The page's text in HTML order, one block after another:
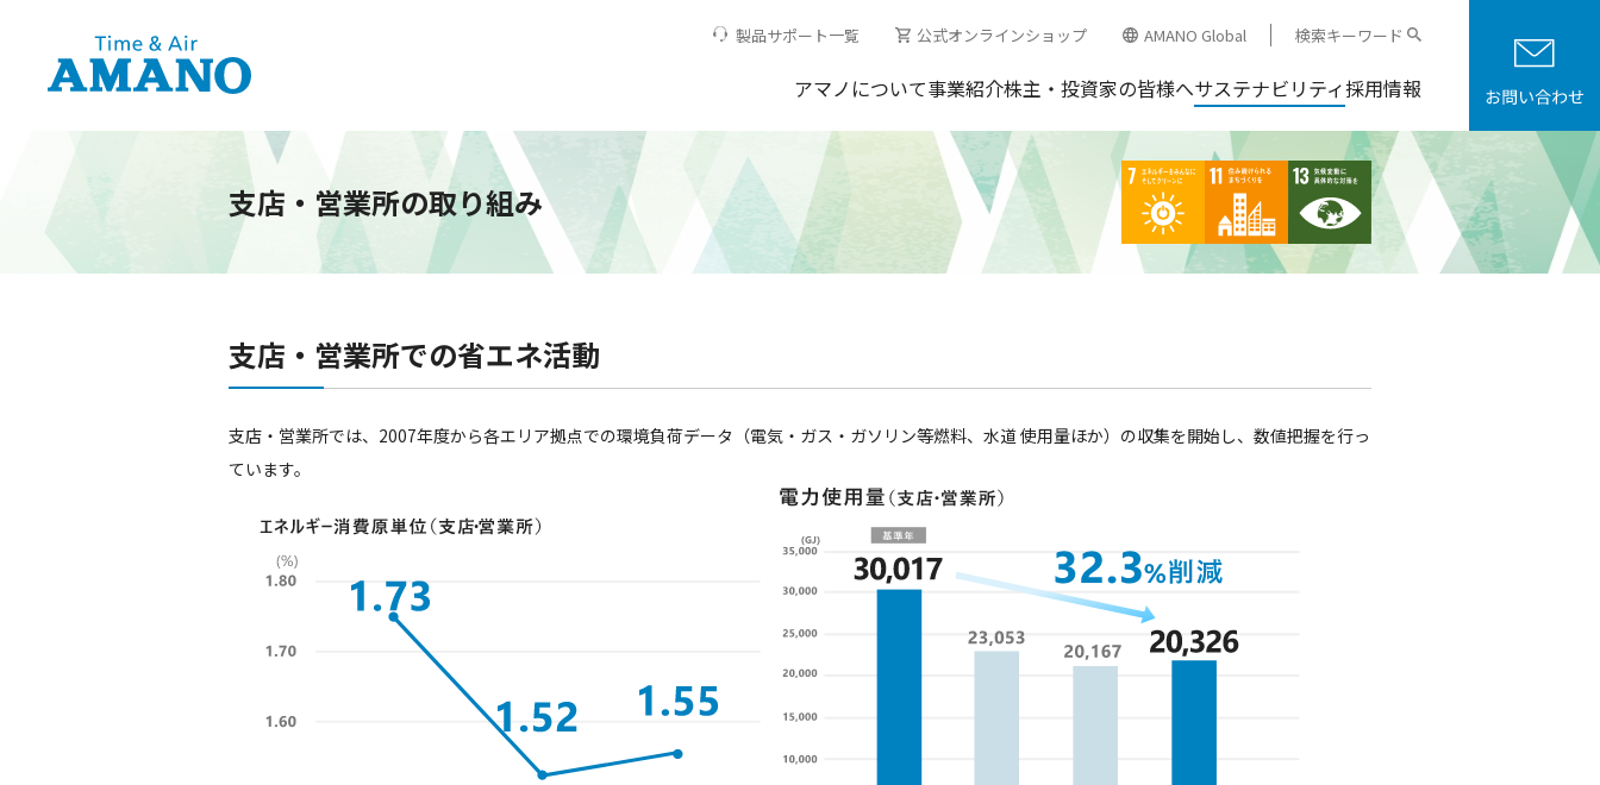
アマノについて事業紹介株主・投資家の皆様へサステナビリティ採用情報
製品サポート一覧 公式オンラインショップ AMANO Global 検索キーワード
支店・営業所の取り組み
支店・営業所での省エネ活動
支店・営業所では、2007年度から各エリア拠点での環境負荷データ（電気・ガス・ガソリン等燃料、水道 使用量ほか）の収集を開始し、数値把握を行っ
ています。